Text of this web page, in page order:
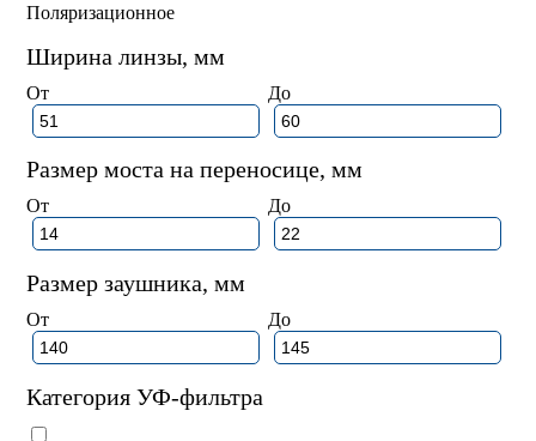
Поляризационное
Ширина линзы, мм
От До
Размер моста на переносице, мм
От До
Размер заушника, мм
От До
Категория УФ-фильтра